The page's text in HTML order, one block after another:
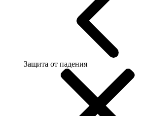
Защита от падения